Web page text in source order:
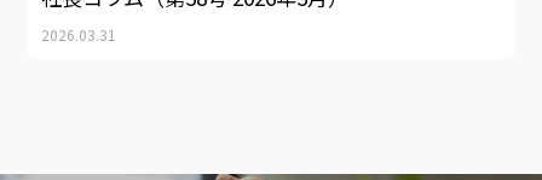
2026.03.31